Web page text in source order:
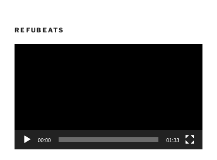
REFUBEATS
00:00 01:33